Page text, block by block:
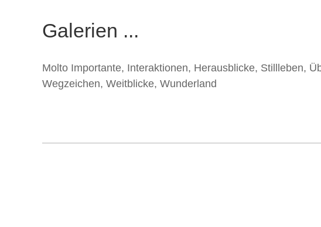
Galerien ...
Molto Importante, Interaktionen, Herausblicke, Stillleben,
Wegzeichen, Weitblicke, Wunderland